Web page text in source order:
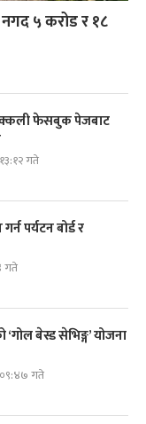
नगद ५ करोड र १८
नक्कली फेसबुक पेजबाट
गते
पर्यटन बोर्ड र
गते
बेस्ड सेभिङ्ग’ योजना
०९:४७ गते